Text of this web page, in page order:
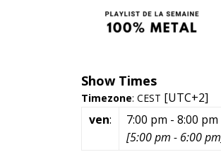
Show Times
Timezone: CEST [UTC+2]
ven: 7:00 pm - 8:00 pm
[5:00 pm - 6:00 pm